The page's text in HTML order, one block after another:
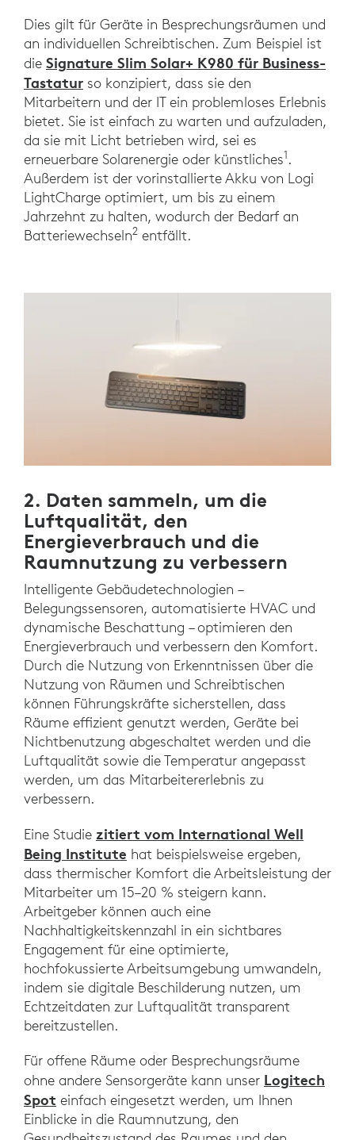
Dies gilt für Geräte in Besprechungsräumen und
an individuellen Schreibtischen. Zum Beispiel ist
die Signature Slim Solar+ K980 für Business-
Tastatur so konzipiert, dass sie den
Mitarbeitern und der IT ein problemloses Erlebnis
bietet. Sie ist einfach zu warten und aufzuladen,
da sie mit Licht betrieben wird, sei es
erneuerbare Solarenergie oder künstliches1.
Außerdem ist der vorinstallierte Akku von Logi
LightCharge optimiert, um bis zu einem
Jahrzehnt zu halten, wodurch der Bedarf an
Batteriewechseln2 entfällt.
2. Daten sammeln, um die
Luftqualität, den
Energieverbrauch und die
Raumnutzung zu verbessern
Intelligente Gebäudetechnologien –
Belegungssensoren, automatisierte HVAC und
dynamische Beschattung – optimieren den
Energieverbrauch und verbessern den Komfort.
Durch die Nutzung von Erkenntnissen über die
Nutzung von Räumen und Schreibtischen
können Führungskräfte sicherstellen, dass
Räume effizient genutzt werden, Geräte bei
Nichtbenutzung abgeschaltet werden und die
Luftqualität sowie die Temperatur angepasst
werden, um das Mitarbeitererlebnis zu
verbessern.
Eine Studie zitiert vom International Well
Being Institute hat beispielsweise ergeben,
dass thermischer Komfort die Arbeitsleistung der
Mitarbeiter um 15–20 % steigern kann.
Arbeitgeber können auch eine
Nachhaltigkeitskennzahl in ein sichtbares
Engagement für eine optimierte,
hochfokussierte Arbeitsumgebung umwandeln,
indem sie digitale Beschilderung nutzen, um
Echtzeitdaten zur Luftqualität transparent
bereitzustellen.
Für offene Räume oder Besprechungsräume
ohne andere Sensorgeräte kann unser Logitech
Spot einfach eingesetzt werden, um Ihnen
Einblicke in die Raumnutzung, den